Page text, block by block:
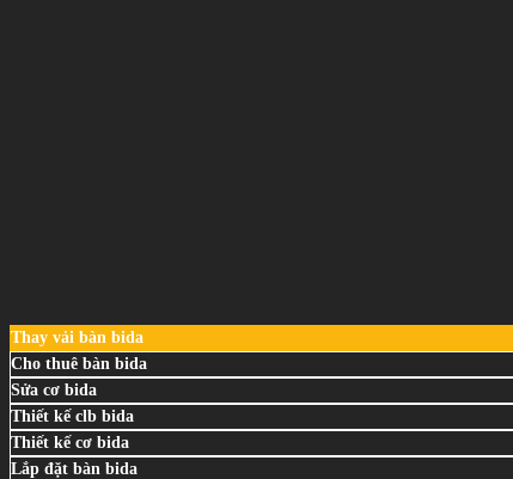
Thay vải bàn bida
Cho thuê bàn bida
Sửa cơ bida
Thiết kế clb bida
Thiết kế cơ bida
Lắp đặt bàn bida